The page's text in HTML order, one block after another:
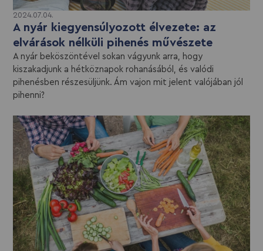
2024.07.04.
A nyár kiegyensúlyozott élvezete: az
elvárások nélküli pihenés művészete
A nyár beköszöntével sokan vágyunk arra, hogy
kiszakadjunk a hétköznapok rohanásából, és valódi
pihenésben részesüljünk. Ám vajon mit jelent valójában jól
pihenni?